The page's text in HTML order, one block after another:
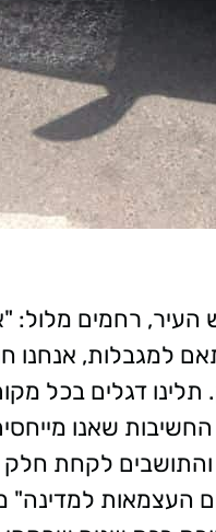
העיר, רחמים מלול:
למגבלות, אנחנו
דגלים בכל מקום
שאנו
לקחת
העצמאות